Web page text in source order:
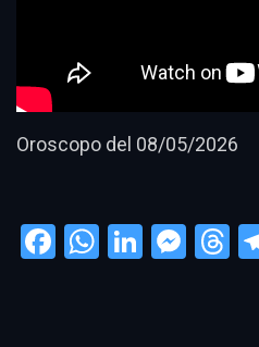
Oroscopo del 08/05/2026
Facebook
WhatsApp